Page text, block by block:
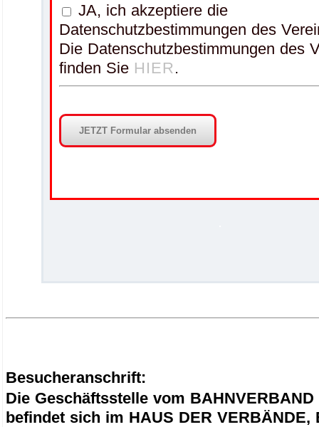
Datenschutz
wird
bei
uns
GROß
JA, ich akzeptiere die
Datenschutzbestimmungen des
Die Datenschutzbestimmungen des
finden Sie HIER.
Besucheranschrift:
Die Geschäftsstelle vom BAHNVERBAND
befindet sich im HAUS DER VERBÄNDE,